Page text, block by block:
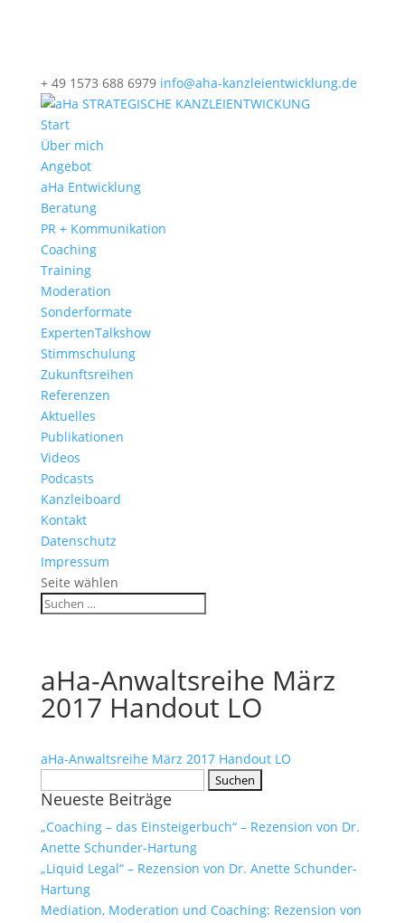
+ 49 1573 688 6979 info@aha-kanzleientwicklung.de
Start
Über mich
Angebot
aHa Entwicklung
Beratung
PR + Kommunikation
Coaching
Training
Moderation
Sonderformate
ExpertenTalkshow
Stimmschulung
Zukunftsreihen
Referenzen
Aktuelles
Publikationen
Videos
Podcasts
Kanzleiboard
Kontakt
Datenschutz
Impressum
Seite wählen
aHa-Anwaltsreihe März
2017 Handout LO
aHa-Anwaltsreihe März 2017 Handout LO
nach:
Neueste Beiträge
„Coaching – das Einsteigerbuch“ – Rezension von Dr.
Anette Schunder-Hartung
„Liquid Legal“ – Rezension von Dr. Anette Schunder-
Hartung
Mediation, Moderation und Coaching: Rezension von